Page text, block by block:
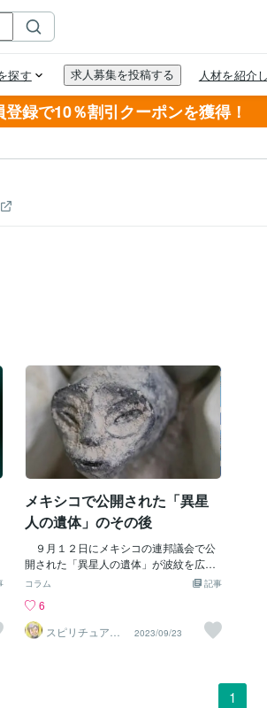
登録で10％割引クーポンを獲得！
メキシコで公開された「異星
人の遺体」のその後
９月１２日にメキシコの連邦議会で公
開された「異星人の遺体」が波紋を広げ
ている。 というのも、公聴会の開催を
サン氏が、“異星人の遺体“が作り物では
ないことを証明するためX線検査とCTス
キャンを行い、その結果を公開したの
記事
コラム
6
スピリチュアル
カウンセラー
2023/09/23
1